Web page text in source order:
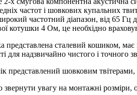
частот і шовкових купальних
частотний діапазон, від 65 Гц
котушки 4 Ом, це необхідно
представлена ​​сталевий кошиком,
для надзвичайно чистого і точного
представлений шовковим
звернути увагу на монтажні